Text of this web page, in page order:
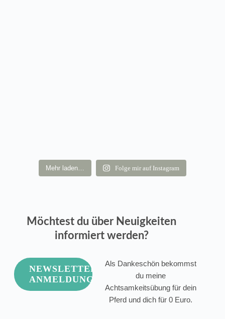
Mehr laden… Folge mir auf Instagram
Möchtest du über Neuigkeiten
informiert werden?
NEWSLETTER
ANMELDUNG
Als Dankeschön bekommst
du meine
Achtsamkeitsübung für dein
Pferd und dich für 0 Euro.